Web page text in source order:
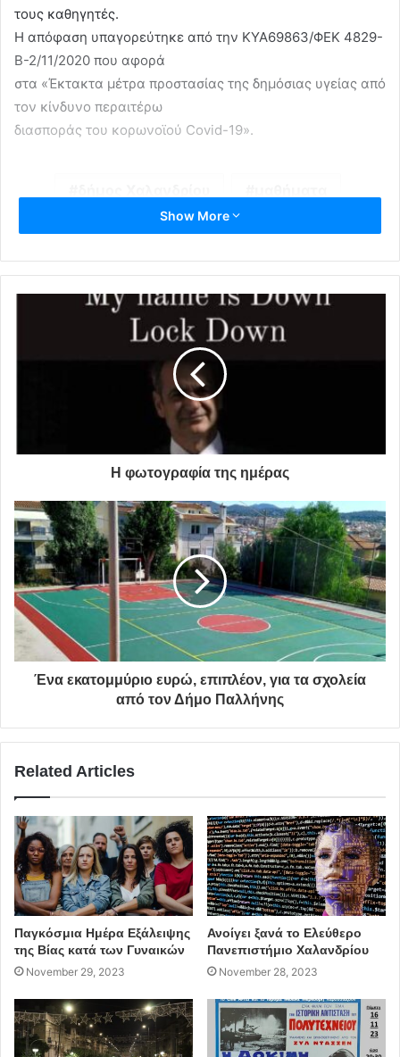
τους καθηγητές.
Η απόφαση υπαγορεύτηκε από την ΚΥΑ69863/ΦΕΚ 4829-
Β-2/11/2020 που αφορά
στα «Έκτακτα μέτρα προστασίας της δημόσιας υγείας από
τον κίνδυνο περαιτέρω
διασποράς του κορωνοϊού Covid-19».
διευθυνση Πολιτισμού και Αετοπούλειου
μουσικό εργαστήριο
Show More
Η φωτογραφία της ημέρας
Ένα εκατομμύριο ευρώ, επιπλέον, για τα σχολεία
από τον Δήμο Παλλήνης
Related Articles
Παγκόσμια Ημέρα Εξάλειψης
της Βίας κατά των Γυναικών
November 29, 2023
Ανοίγει ξανά το Ελεύθερο
Πανεπιστήμιο Χαλανδρίου
November 28, 2023